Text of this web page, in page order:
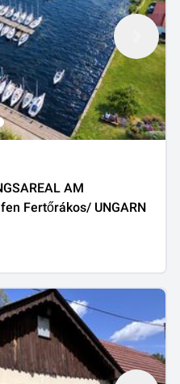
AM
- Yachthafen Fertőrákos/ UNGARN